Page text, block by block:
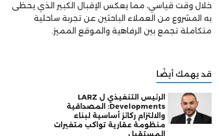
خلال وقت قياسي، مما يعكس الإقبال الكبير الذي يحظى
به المشروع من العملاء الباحثين عن تجربة ساحلية
متكاملة تجمع بين الرفاهية والموقع المميز.
قد يهمك أيضًا
الرئيس التنفيذي ل LARZ
Developments: المصداقية
والالتزام ركائز أساسية لبناء
منظومة عقارية تواكب متغيرات
المستقبل